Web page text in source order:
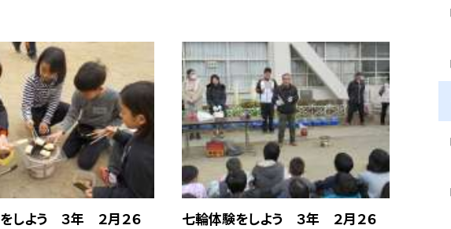
しよう ３年 ２月２６
七輪体験をしよう ３年 ２月２６